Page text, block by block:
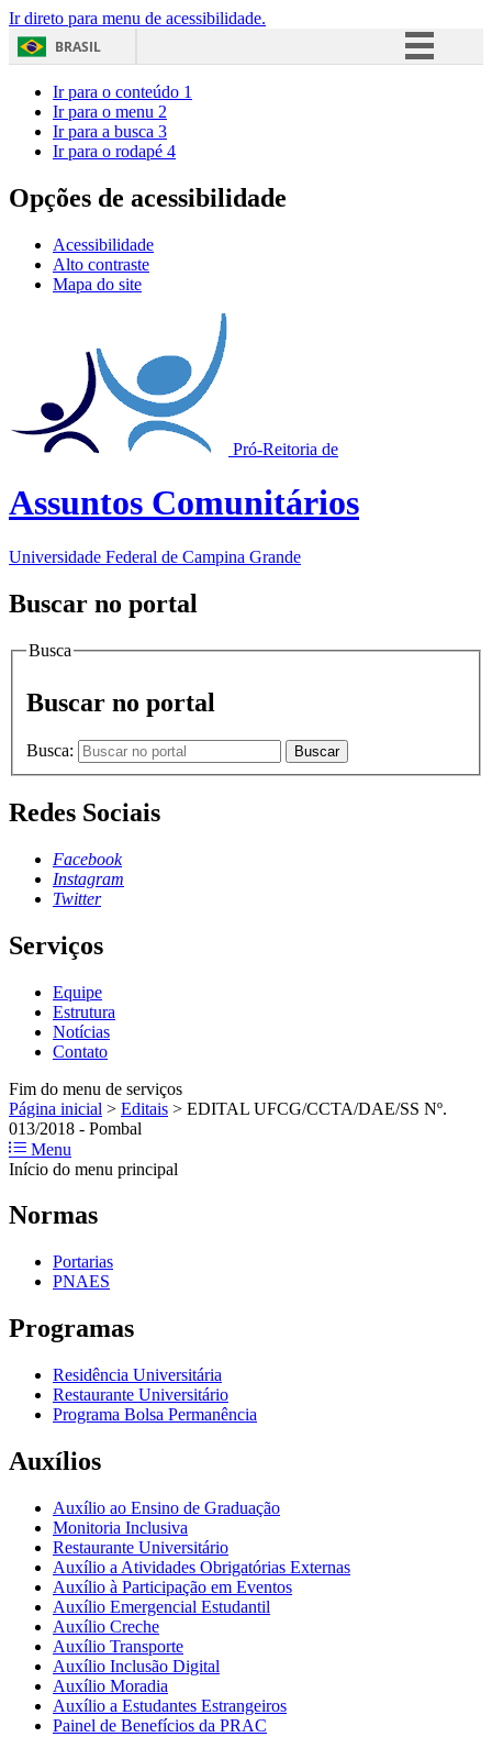
Ir direto para menu de acessibilidade.
BRASIL
Acesso à informação
Ir para o conteúdo 1
Ir para o menu 2
Ir para a busca 3
Ir para o rodapé 4
Opções de acessibilidade
Acessibilidade
Alto contraste
Mapa do site
Pró-Reitoria de
Assuntos Comunitários
Universidade Federal de Campina Grande
Buscar no portal
Busca
Buscar no portal
Busca: Buscar
Redes Sociais
Facebook
Instagram
Twitter
Serviços
Equipe
Estrutura
Notícias
Contato
Fim do menu de serviços
Página inicial > Editais > EDITAL UFCG/CCTA/DAE/SS Nº.
013/2018 - Pombal
Menu
Início do menu principal
Normas
Portarias
PNAES
Programas
Residência Universitária
Restaurante Universitário
Programa Bolsa Permanência
Auxílios
Auxílio ao Ensino de Graduação
Monitoria Inclusiva
Restaurante Universitário
Auxílio a Atividades Obrigatórias Externas
Auxílio à Participação em Eventos
Auxílio Emergencial Estudantil
Auxílio Creche
Auxílio Transporte
Auxílio Inclusão Digital
Auxílio Moradia
Auxílio a Estudantes Estrangeiros
Painel de Benefícios da PRAC